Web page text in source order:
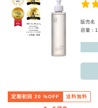
販売
容量：
定期初回 20 %OFF 送料無料